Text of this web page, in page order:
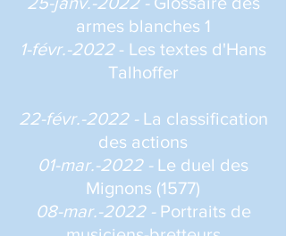
armes blanches 1
1-févr.-2022 - Les textes d'Hans
Talhoffer
22-févr.-2022 - La classification
des actions
01-mar.-2022 -Le duel des
Mignons (1577)
08-mar.-2022 - Portraits de